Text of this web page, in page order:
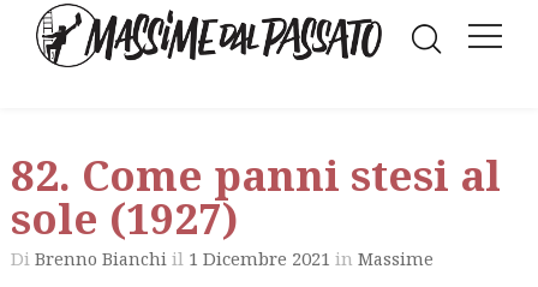
82. Come panni stesi al
sole (1927)
Di Brenno Bianchi il 1 Dicembre 2021 in Massime